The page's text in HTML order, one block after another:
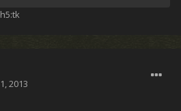
2013